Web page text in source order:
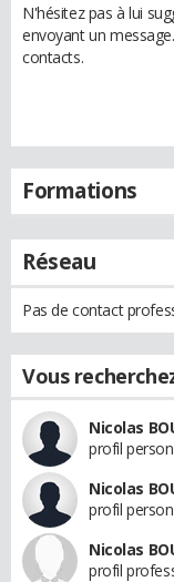
N'hésitez pas à lui
envoyant un
contacts.
Formations
Réseau
Pas de contact
Vous
Nicolas
profil
Nicolas
profil
Nicolas
profil